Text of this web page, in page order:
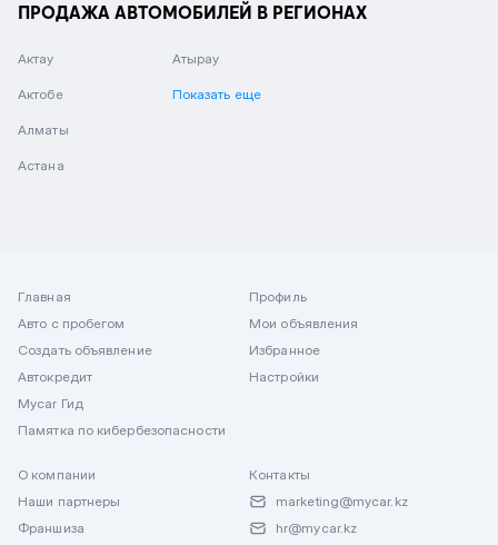
ПРОДАЖА АВТОМОБИЛЕЙ В РЕГИОНАХ
Актау
Актобе
Алматы
Астана
Атырау
Показать еще
Главная
Авто с пробегом
Создать объявление
Автокредит
Mycar Гид
Памятка по кибербезопасности
Профиль
Мои объявления
Избранное
Настройки
О компании
Наши партнеры
Франшиза
Контакты
marketing@mycar.kz
hr@mycar.kz